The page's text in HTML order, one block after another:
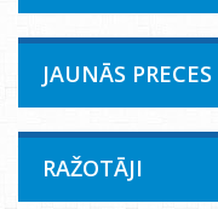
JAUNĀS PRECES
RAŽOTĀJI